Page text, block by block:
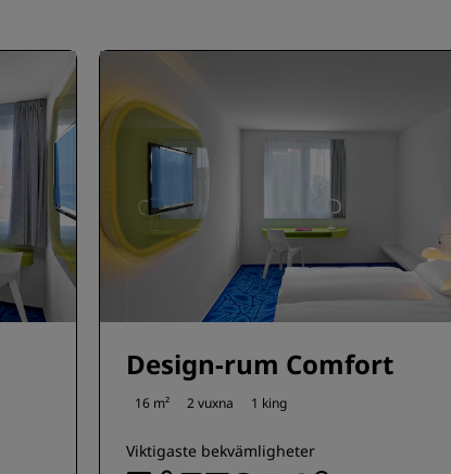
Design-rum Comfort
16 m² 2 vuxna 1 king
Viktigaste bekvämligheter